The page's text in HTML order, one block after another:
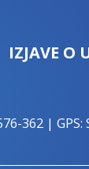
IZJAVE O
362 | GPS: